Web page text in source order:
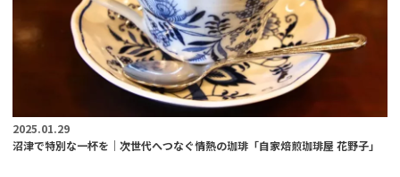
2025.01.29
沼津で特別な一杯を｜次世代へつなぐ情熱の珈琲「自家焙煎珈琲屋 花野子」